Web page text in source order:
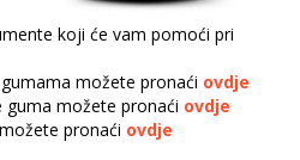
koji će vam pomoći pri
možete pronaći ovdje
guma možete pronaći ovdje
pronaći ovdje